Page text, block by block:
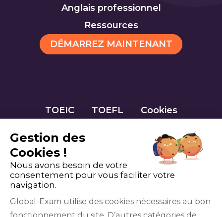
Anglais professionnel
Ressources
DÉMARREZ MAINTENANT
TOEIC TOEFL Cookies
Gestion des
Cookies !
Nous avons besoin de votre
consentement pour vous faciliter votre
navigation.
Global-Exam utilise des cookies nécessaires au bon
fonctionnement du site. D’autres catégories de